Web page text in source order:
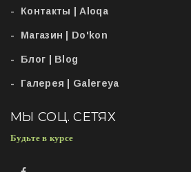
Контакты | Aloqa
Магазин | Do'kon
Блог | Blog
Галерея | Galereya
МЫ СОЦ. СЕТЯХ
Будьте в курсе